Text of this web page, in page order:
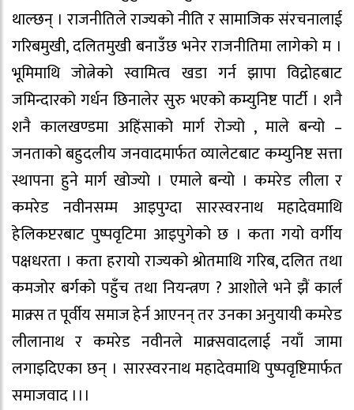
थाल्छन् । राजनीतिले राज्यको नीति र सामाजिक संरचनालाई
गरिबमुखी, दलितमुखी बनाउँछ भनेर राजनीतिमा लागेको म ।
भूमिमाथि जोत्नेको स्वामित्व खडा गर्न झापा विद्रोहबाट
जमिन्दारको गर्धन छिनालेर सुरु भएको कम्युनिष्ट पार्टी । शनै
शनै कालखण्डमा अहिंसाको मार्ग रोज्यो , माले बन्यो –
जनताको बहुदलीय जनवादमार्फत व्यालेटबाट कम्युनिष्ट सत्ता
स्थापना हुने मार्ग खोज्यो । एमाले बन्यो । कमरेड लीला र
कमरेड नवीनसम्म आइपुग्दा सारस्वरनाथ महादेवमाथि
हेलिकप्टरबाट पुष्पवृटिमा आइपुगेको छ । कता गयो वर्गीय
पक्षधरता । कता हरायो राज्यको श्रोतमाथि गरिब, दलित तथा
कमजोर बर्गको पहुँच तथा नियन्त्रण ? आशोले भने झैं कार्ल
माक्र्स त पूर्वीय समाज हेर्न आएनन् तर उनका अनुयायी कमरेड
लीलानाथ र कमरेड नवीनले माक्र्सवादलाई नयाँ जामा
लगाइदिएका छन् । सारस्वरनाथ महादेवमाथि पुष्पवृष्टिमार्फत
समाजवाद ।।।